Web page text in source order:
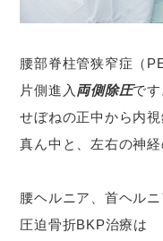
腰部脊柱管狭窄症（
片側進入 両側除圧です
せぼねの正中から内視
真ん中と、左右の神
腰ヘルニア、首ヘル
圧迫骨折BKP治療は